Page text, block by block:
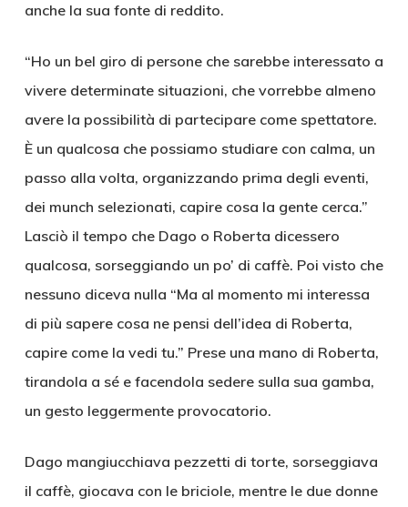
anche la sua fonte di reddito.
“Ho un bel giro di persone che sarebbe interessato a
vivere determinate situazioni, che vorrebbe almeno
avere la possibilità di partecipare come spettatore.
È un qualcosa che possiamo studiare con calma, un
passo alla volta, organizzando prima degli eventi,
dei munch selezionati, capire cosa la gente cerca.”
Lasciò il tempo che Dago o Roberta dicessero
qualcosa, sorseggiando un po’ di caffè. Poi visto che
nessuno diceva nulla “Ma al momento mi interessa
di più sapere cosa ne pensi dell’idea di Roberta,
capire come la vedi tu.” Prese una mano di Roberta,
tirandola a sé e facendola sedere sulla sua gamba,
un gesto leggermente provocatorio.
Dago mangiucchiava pezzetti di torte, sorseggiava
il caffè, giocava con le briciole, mentre le due donne